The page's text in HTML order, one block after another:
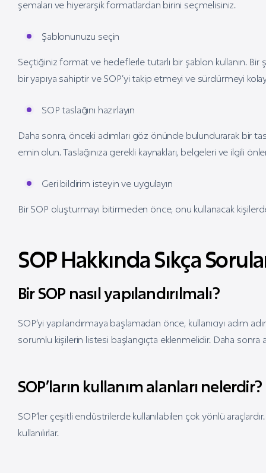
şemaları ve hiyerarşik formatlardan birini seçmelisiniz.
Şablonunuzu seçin
Seçtiğiniz format ve hedeflerle tutarlı bir şablon kullanın. Bir
bir yapıya sahiptir ve SOP’yi takip etmeyi ve sürdürmeyi
SOP taslağını hazırlayın
Daha sonra, önceki adımları göz önünde bulundurarak bir
emin olun. Taslağınıza gerekli kaynakları, belgeleri ve ilgili
Geri bildirim isteyin ve uygulayın
Bir SOP oluşturmayı bitirmeden önce, onu kullanacak
SOP Hakkında Sıkça
Bir SOP nasıl yapılandırılmalı?
SOP’yi yapılandırmaya başlamadan önce, kullanıcıyı adım
sorumlu kişilerin listesi başlangıçta eklenmelidir. Daha
SOP’ların kullanım alanları nelerdir?
SOP’ler çeşitli endüstrilerde kullanılabilen çok yönlü
kullanılırlar.